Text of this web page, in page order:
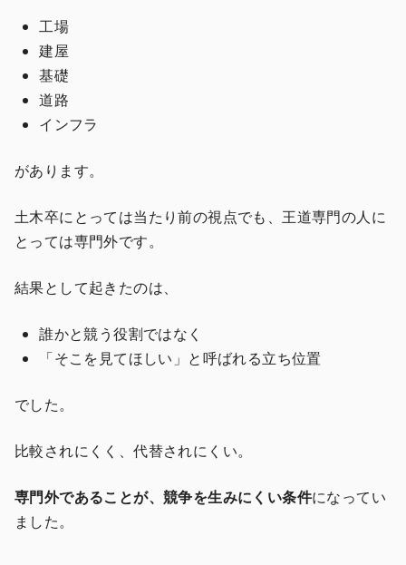
工場
建屋
基礎
道路
インフラ
があります。
土木卒にとっては当たり前の視点でも、王道専門の人に
とっては専門外です。
結果として起きたのは、
誰かと競う役割ではなく
「そこを見てほしい」と呼ばれる立ち位置
でした。
比較されにくく、代替されにくい。
専門外であることが、競争を生みにくい条件になってい
ました。